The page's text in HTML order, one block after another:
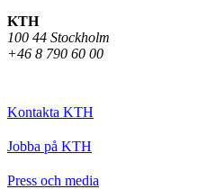
KTH
100 44 Stockholm
+46 8 790 60 00
Kontakta KTH
Jobba på KTH
Press och media